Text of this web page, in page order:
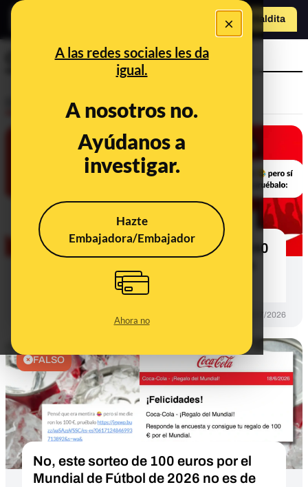
×
A las redes sociales les da
igual.
A nosotros no.
Ayúdanos a
investigar.
Hazte
Embajadora/Embajador
Ahora no
Hazte Maldito
Coca-Cola
No, Coca-Cola no está sorteando 140
14/07/2026
FALSO
No, este sorteo de 100 euros por el
Mundial de Fútbol de 2026 no es de